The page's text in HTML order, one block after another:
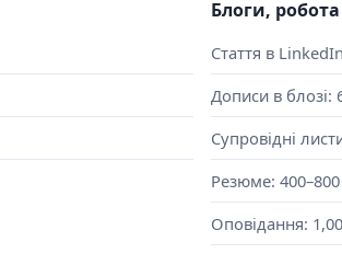
Блоги, робота
Стаття в
Дописи в блозі:
Супровідні
Резюме: 400–800
Оповідання: